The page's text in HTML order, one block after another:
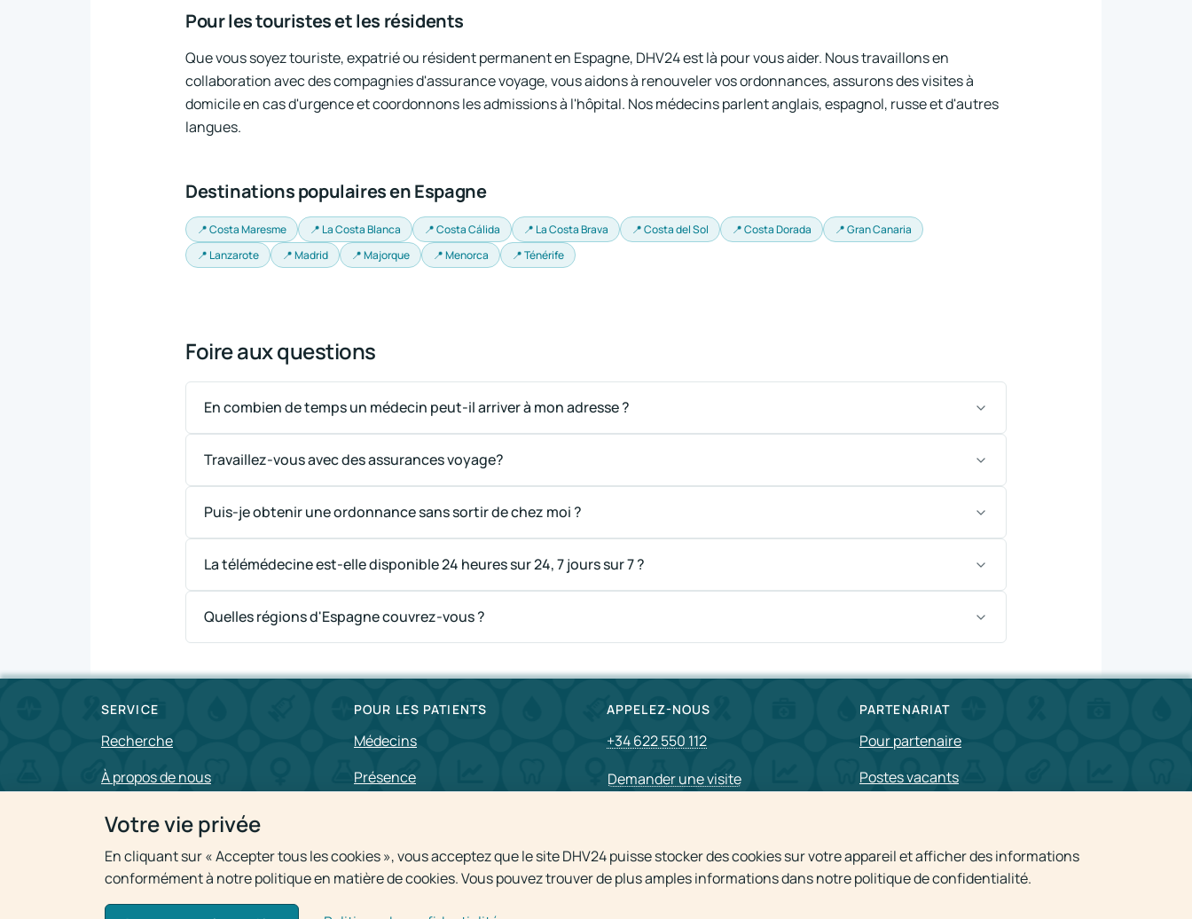
Votre vie privée
En cliquant sur « Accepter tous les cookies », vous acceptez que le site DHV24 puisse stocker des cookies sur votre appareil et afficher des informations
conformément à notre politique en matière de cookies. Vous pouvez trouver de plus amples informations dans notre politique de confidentialité.
Pour les touristes et les résidents
Que vous soyez touriste, expatrié ou résident permanent en Espagne, DHV24 est là pour vous aider. Nous travaillons en
collaboration avec des compagnies d'assurance voyage, vous aidons à renouveler vos ordonnances, assurons des visites à
domicile en cas d'urgence et coordonnons les admissions à l'hôpital. Nos médecins parlent anglais, espagnol, russe et d'autres
langues.
Destinations populaires en Espagne
📍 Costa Maresme 📍 La Costa Blanca 📍 Costa Cálida 📍 La Costa Brava 📍 Costa del Sol 📍 Costa Dorada
📍 Gran Canaria
📍 Lanzarote
📍 Madrid 📍 Majorque 📍 Menorca 📍 Ténérife
Foire aux questions
En combien de temps un médecin peut-il arriver à mon adresse ?
Travaillez-vous avec des assurances voyage?
Puis-je obtenir une ordonnance sans sortir de chez moi ?
La télémédecine est-elle disponible 24 heures sur 24, 7 jours sur 7 ?
Quelles régions d'Espagne couvrez-vous ?
SERVICE
Recherche
À propos de nous
Comment nous travaillons
Nouvelles
POUR LES PATIENTS
Médecins
Présence
APPELEZ-NOUS
+34 622 550 112
Demander une visite
PARTENARIAT
Pour partenaire
Postes vacants